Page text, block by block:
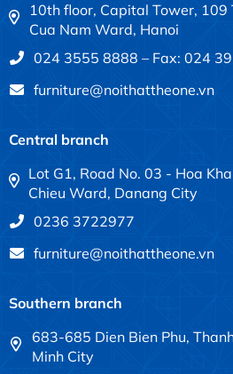
10th floor, Capital Tower, 109
Cua Nam Ward, Hanoi
024 3555 8888 – Fax: 024
furniture@noithattheone.vn
Central branch
Lot G1, Road No. 03 - Hoa
Chieu Ward, Danang City
0236 3722977
furniture@noithattheone.vn
Southern branch
683-685 Dien Bien Phu,
Minh City